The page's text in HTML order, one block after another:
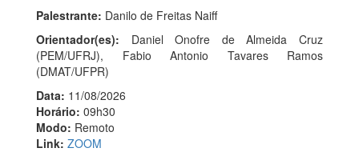
Palestrante: Danilo de Freitas Naiff
Orientador(es): Daniel Onofre de Almeida Cruz
(PEM/UFRJ), Fabio Antonio Tavares Ramos
(DMAT/UFPR)
Data: 11/08/2026
Horário: 09h30
Modo: Remoto
Link: ZOOM